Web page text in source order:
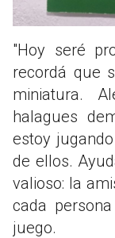
"Hoy seré
recordá que
miniatura.
halagues
estoy
de ellos.
valioso: la
cada
juego.